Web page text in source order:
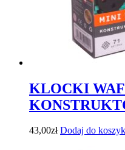
KLOCKI
43,00zł Dodaj do